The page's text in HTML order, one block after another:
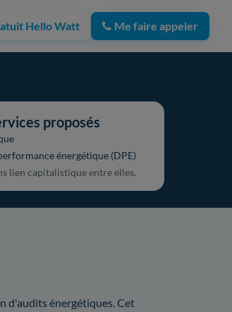
Hello Watt Me faire appeler
proposés
énergétique (DPE)
lien capitalistique entre elles.
d'audits énergétiques. Cet